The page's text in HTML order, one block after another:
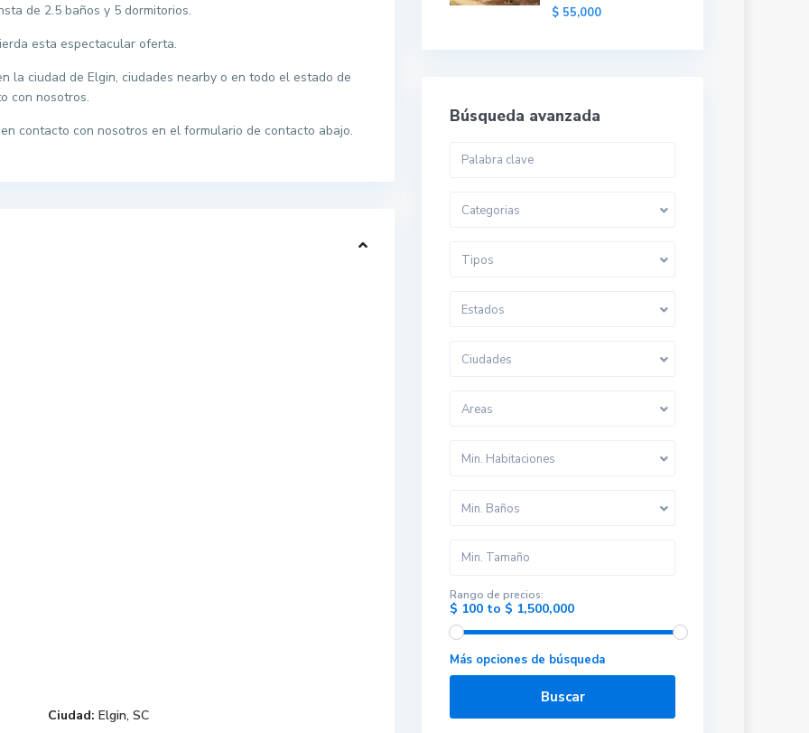
de 2.5 baños y 5 dormitorios.
esta espectacular oferta.
la ciudad de Elgin, ciudades nearby o en todo el estado de
con nosotros.
contacto con nosotros en el formulario de contacto abajo.
Ciudad: Elgin, SC
$ 55,000
Búsqueda avanzada
Categorias
Tipos
Estados
Ciudades
Areas
Min. Habitaciones
Min. Baños
Rango de precios:
$ 100 to $ 1,500,000
Más opciones de búsqueda
Buscar